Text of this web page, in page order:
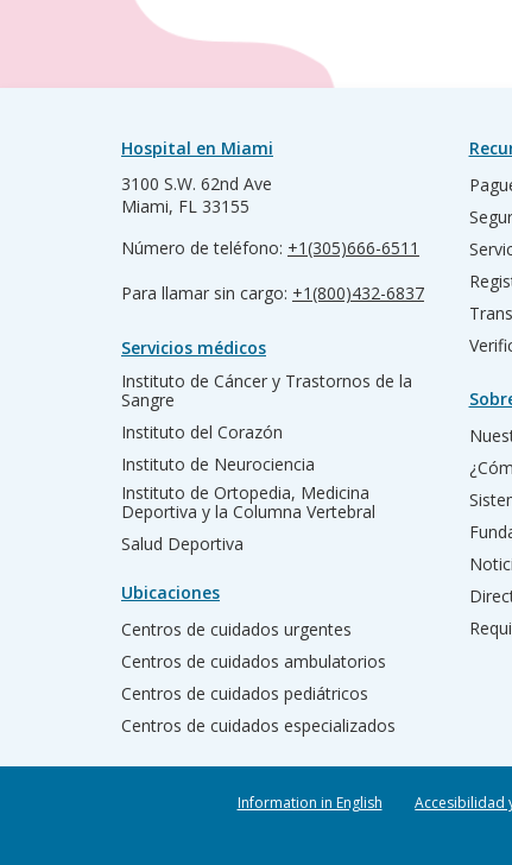
Hospital en Miami
3100 S.W. 62nd Ave
Miami, FL 33155
Número de teléfono: +1(305)666-6511
Para llamar sin cargo: +1(800)432-6837
Servicios médicos
Instituto de Cáncer y Trastornos de la
Sangre
Instituto del Corazón
Instituto de Neurociencia
Instituto de Ortopedia, Medicina
Deportiva y la Columna Vertebral
Salud Deportiva
Ubicaciones
Centros de cuidados urgentes
Centros de cuidados ambulatorios
Centros de cuidados pediátricos
Centros de cuidados especializados
Information in English Accesibilidad